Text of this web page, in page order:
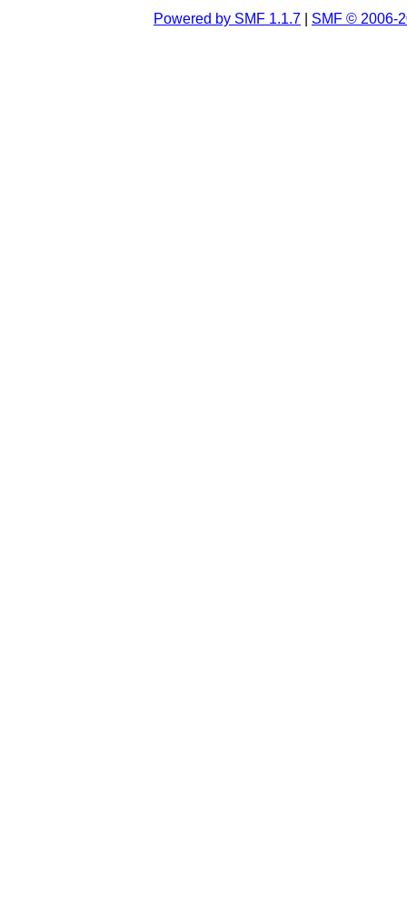
Powered by SMF 1.1.7 SMF © 2006-